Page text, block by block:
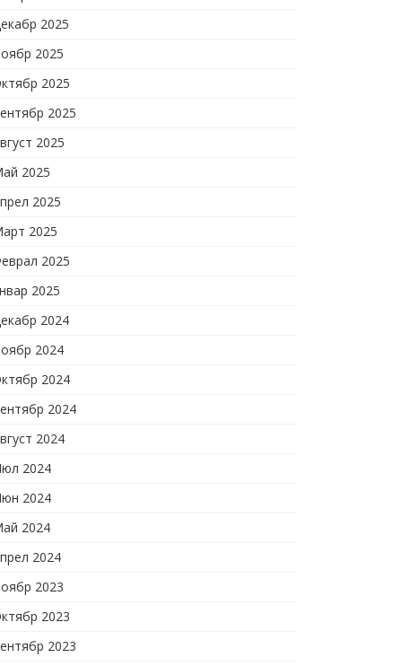
2025
2025
2025
2025
2025
2025
2025
2025
2025
2025
2024
2024
2024
2024
2024
2024
2024
2024
2024
2023
2023
2023